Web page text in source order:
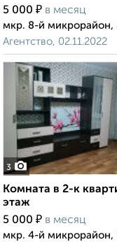
5 000 ₽ в месяц
мкр. 8-й микрорайон,
Агентство, 02.11.2022
3
Комната в 2-к
этаж
5 000 ₽ в месяц
мкр. 4-й микрорайон,